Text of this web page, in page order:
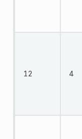
12 4